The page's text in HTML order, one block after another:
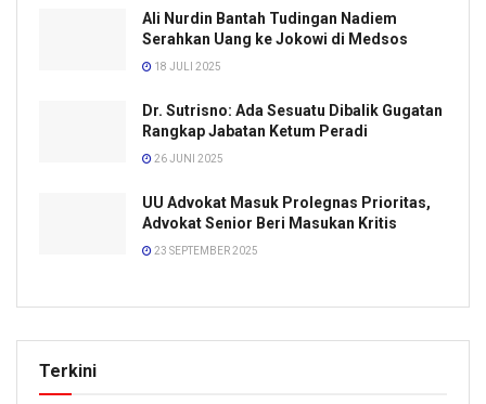
Ali Nurdin Bantah Tudingan Nadiem
Serahkan Uang ke Jokowi di Medsos
18 JULI 2025
Dr. Sutrisno: Ada Sesuatu Dibalik Gugatan
Rangkap Jabatan Ketum Peradi
26 JUNI 2025
UU Advokat Masuk Prolegnas Prioritas,
Advokat Senior Beri Masukan Kritis
23 SEPTEMBER 2025
Terkini